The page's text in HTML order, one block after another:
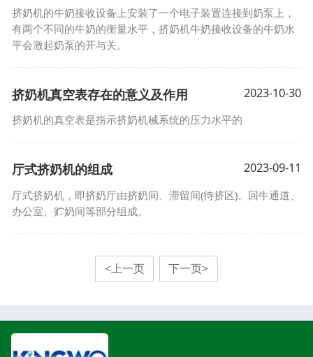
挤奶机的牛奶接收设备上安装了一个电子装置连接到奶泵上，
有两个不同的牛奶的衡量水平，挤奶机牛奶接收设备的牛奶水
平会激起奶泵的开与关。
挤奶机真空表存在的意义及作用 2023-10-30
挤奶机的真空表是指示挤奶机械系统的压力水平的
厅式挤奶机的组成 2023-09-11
厅式挤奶机，即挤奶厅由挤奶间、滞留间(待挤区)、回牛通道、
办公室、贮奶间等部分组成。
<上一页 下一页>